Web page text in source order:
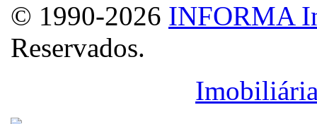
© 1990-2026 INFORMA
Reservados.